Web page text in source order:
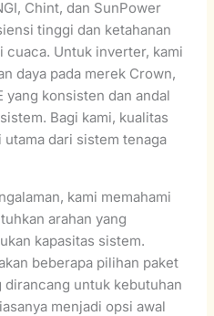
Chint, dan SunPower
tinggi dan ketahanan
Untuk inverter, kami
daya pada merek Crown,
yang konsisten dan andal
Bagi kami, kualitas
dari sistem tenaga
kami memahami
arahan yang
kapasitas sistem.
beberapa pilihan paket
dirancang untuk kebutuhan
menjadi opsi awal